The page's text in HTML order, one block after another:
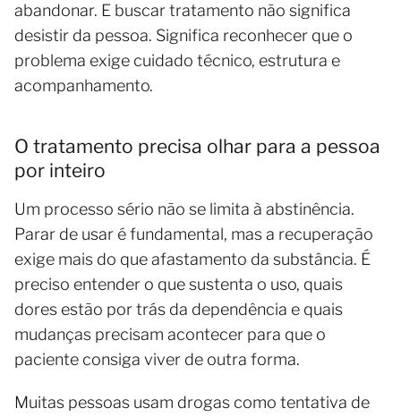
abandonar. E buscar tratamento não significa
desistir da pessoa. Significa reconhecer que o
problema exige cuidado técnico, estrutura e
acompanhamento.
O tratamento precisa olhar para a pessoa
por inteiro
Um processo sério não se limita à abstinência.
Parar de usar é fundamental, mas a recuperação
exige mais do que afastamento da substância. É
preciso entender o que sustenta o uso, quais
dores estão por trás da dependência e quais
mudanças precisam acontecer para que o
paciente consiga viver de outra forma.
Muitas pessoas usam drogas como tentativa de